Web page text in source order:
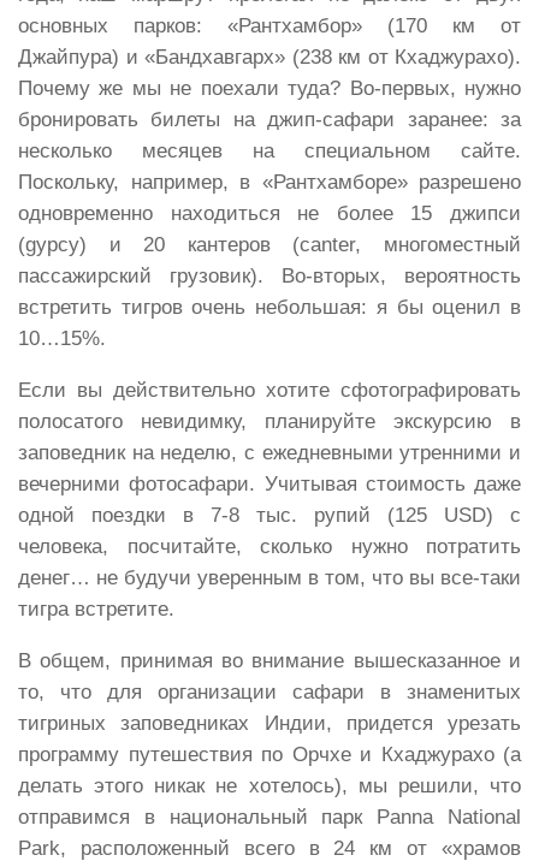
основных парков: «Рантхамбор» (170 км от
Джайпура) и «Бандхавгарх» (238 км от Кхаджурахо).
Почему же мы не поехали туда? Во-первых, нужно
бронировать билеты на джип-сафари заранее: за
несколько месяцев на специальном сайте.
Поскольку, например, в «Рантхамборе» разрешено
одновременно находиться не более 15 джипси
(gypcy) и 20 кантеров (canter, многоместный
пассажирский грузовик). Во-вторых, вероятность
встретить тигров очень небольшая: я бы оценил в
10…15%.
Если вы действительно хотите сфотографировать
полосатого невидимку, планируйте экскурсию в
заповедник на неделю, с ежедневными утренними и
вечерними фотосафари. Учитывая стоимость даже
одной поездки в 7-8 тыс. рупий (125 USD) с
человека, посчитайте, сколько нужно потратить
денег… не будучи уверенным в том, что вы все-таки
тигра встретите.
В общем, принимая во внимание вышесказанное и
то, что для организации сафари в знаменитых
тигриных заповедниках Индии, придется урезать
программу путешествия по Орчхе и Кхаджурахо (а
делать этого никак не хотелось), мы решили, что
отправимся в национальный парк Panna National
Park, расположенный всего в 24 км от «храмов